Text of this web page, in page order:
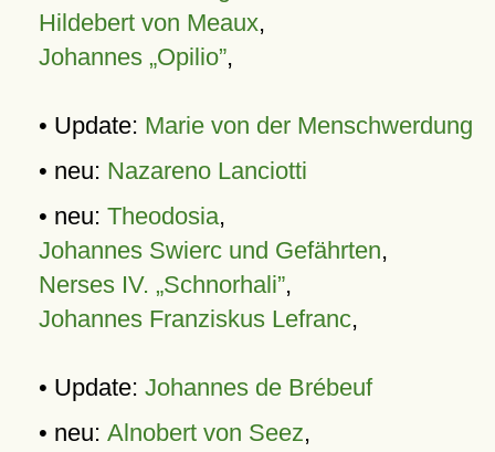
Hildebert von Meaux,
Johannes „Opilio”,
• Update: Marie von der Menschwerdung
• neu: Nazareno Lanciotti
• neu: Theodosia,
Johannes Swierc und Gefährten,
Nerses IV. „Schnorhali”,
Johannes Franziskus Lefranc,
• Update: Johannes de Brébeuf
• neu: Alnobert von Seez,